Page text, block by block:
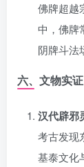
佛牌超越
中，佛牌
阴牌斗法
六、文物实
汉代辟邪
考古发现
基泰文化